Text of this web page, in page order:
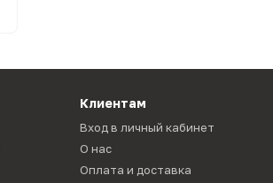
Клиентам
Вход в личный кабинет
О нас
Оплата и доставка